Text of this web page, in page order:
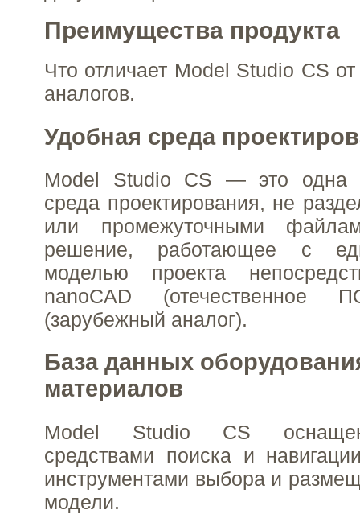
Преимущества продукта
Что отличает Model Studio CS от
аналогов.
Удобная среда
Model Studio CS — это одна
среда проектирования, не
или промежуточными
решение, работающее с
моделью проекта
nanoCAD
(зарубежный аналог).
База данных
материалов
Model Studio CS
средствами поиска и
инструментами выбора и
модели.